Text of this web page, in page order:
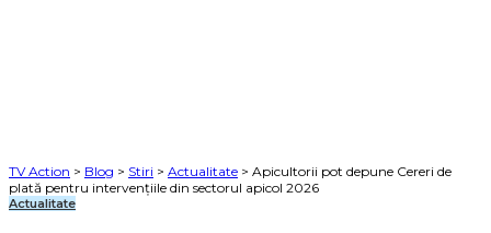
TV Action > Blog > Stiri > Actualitate > Apicultorii pot depune Cereri de
plată pentru intervențiile din sectorul apicol 2026
Actualitate